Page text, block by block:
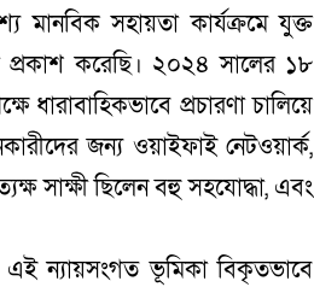
মানবিক সহায়তা কার্যক্রমে যুক্ত
করেছি। ২০২৪ সালের ১৮
প্রচারণা চালিয়ে
জন্য ওয়াইফাই নেটওয়ার্ক,
সাক্ষী ছিলেন বহু সহযোদ্ধা, এবং
ন্যায়সংগত ভূমিকা বিকৃতভাবে